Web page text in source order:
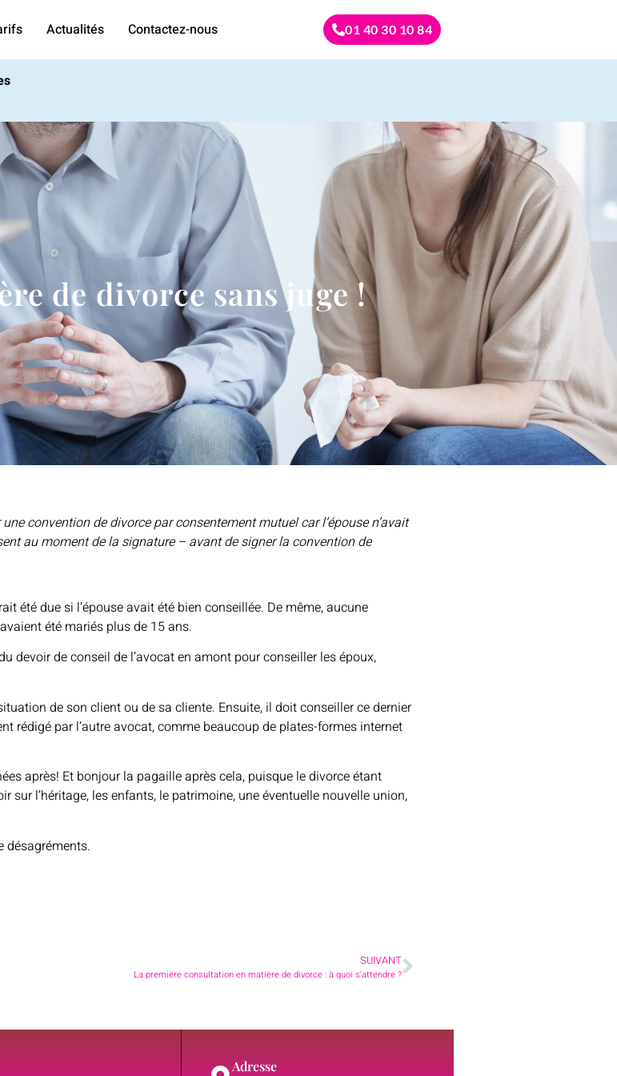
Actualités Contactez-nous 01 40 30 10 84
de divorce sans juge !
convention de divorce par consentement mutuel car l’épouse n’avait
au moment de la signature – avant de signer la convention de
été due si l’épouse avait été bien conseillée. De même, aucune
été mariés plus de 15 ans.
devoir de conseil de l’avocat en amont pour conseiller les époux,
de son client ou de sa cliente. Ensuite, il doit conseiller ce dernier
rédigé par l’autre avocat, comme beaucoup de plates-formes internet
après! Et bonjour la pagaille après cela, puisque le divorce étant
l’héritage, les enfants, le patrimoine, une éventuelle nouvelle union,
désagréments.
SUIVANT
La première consultation en matière de divorce : à quoi s’attendre ?
Adresse